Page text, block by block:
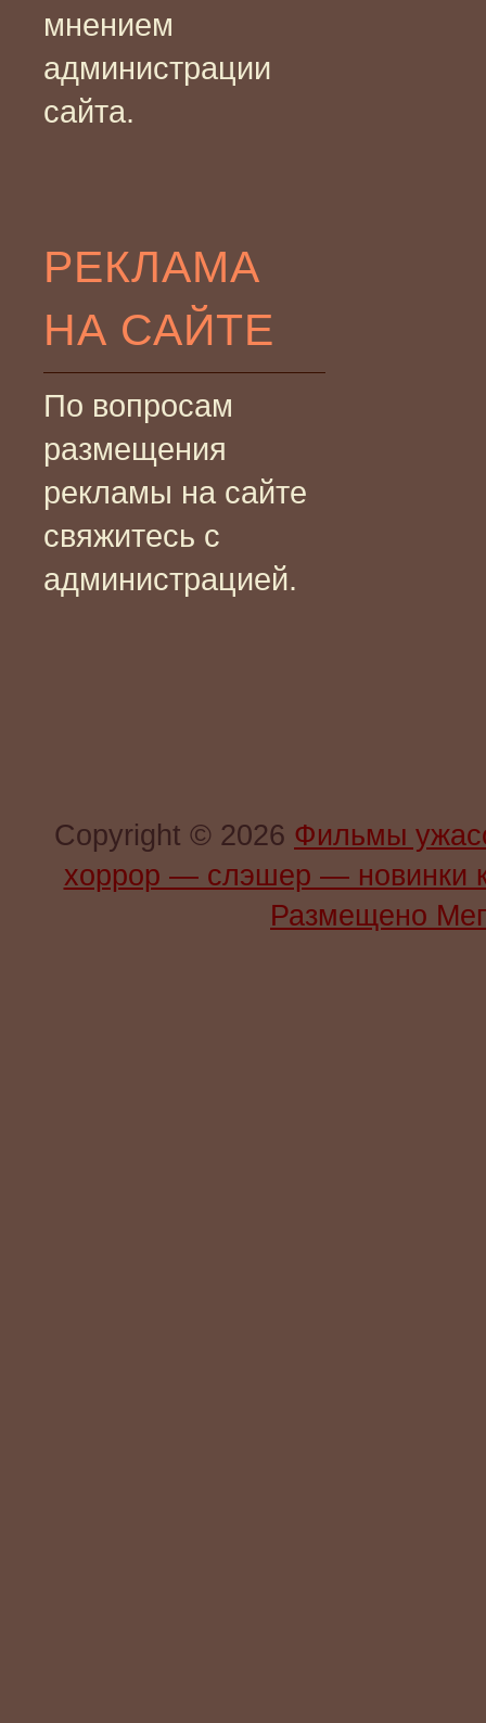
мнением
администрации
сайта.
РЕКЛАМА
НА САЙТЕ
По вопросам
размещения
рекламы на сайте
свяжитесь с
администрацией.
Copyright © 2026 Фильмы
хоррор — слэшер —
Размещено